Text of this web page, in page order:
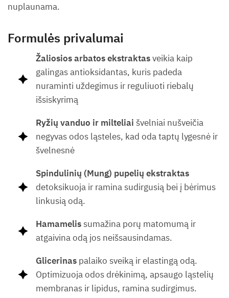
nuplaunama.
Formulės privalumai
Žaliosios arbatos ekstraktasveikia kaip
galingas antioksidantas, kuris padeda
nuraminti uždegimus ir reguliuoti riebalų
išsiskyrimą
Ryžių vanduo ir milteliai švelniai nušveičia
negyvas odos ląsteles, kad oda taptų lygesnė ir
švelnesnė
Spindulinių (Mung) pupelių ekstraktas
detoksikuoja ir ramina sudirgusią bei į bėrimus
linkusią odą.
Hamamelissumažina porų matomumą ir
atgaivina odą jos neišsausindamas.
Glicerinas palaiko sveiką ir elastingą odą.
Optimizuoja odos drėkinimą, apsaugo ląstelių
membranas ir lipidus, ramina sudirgimus.